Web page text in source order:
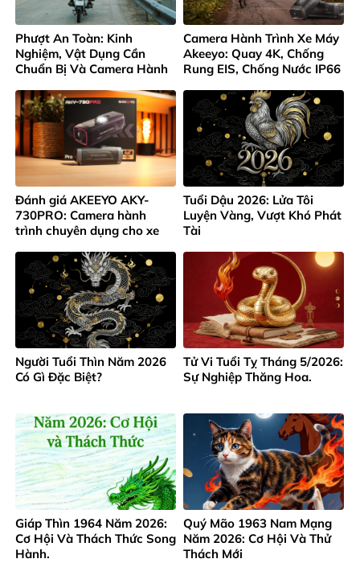
Phượt An Toàn: Kinh
Nghiệm, Vật Dụng Cần
Chuẩn Bị Và Camera Hành
Camera Hành Trình Xe Máy
Akeeyo: Quay 4K, Chống
Rung EIS, Chống Nước IP66
Đánh giá AKEEYO AKY-
730PRO: Camera hành
trình chuyên dụng cho xe
Tuổi Dậu 2026: Lửa Tôi
Luyện Vàng, Vượt Khó Phát
Tài
Người Tuổi Thìn Năm 2026
Có Gì Đặc Biệt?
Tử Vi Tuổi Tỵ Tháng 5/2026:
Sự Nghiệp Thăng Hoa.
Giáp Thìn 1964 Năm 2026:
Cơ Hội Và Thách Thức Song
Hành.
Quý Mão 1963 Nam Mạng
Năm 2026: Cơ Hội Và Thử
Thách Mới